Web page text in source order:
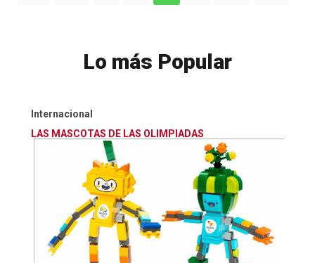
Lo más Popular
Internacional
LAS MASCOTAS DE LAS OLIMPIADAS